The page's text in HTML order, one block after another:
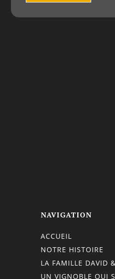
NAVIGATION
ACCUEIL
NOTRE HISTOIRE
LA FAMILLE DAVID
UN VIGNOBLE QUI